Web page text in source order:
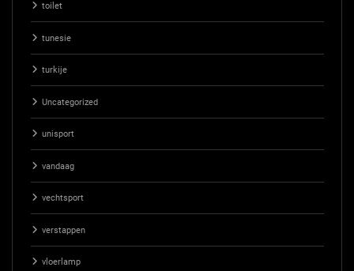
toilet
tunesie
turkije
Uncategorized
unisport
vandaag
vechtsport
verstappen
vloerlamp